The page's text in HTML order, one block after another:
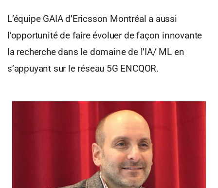
L’équipe GAIA d’Ericsson Montréal a aussi
l’opportunité de faire évoluer de façon innovante
la recherche dans le domaine de l’IA/ ML en
s’appuyant sur le réseau 5G ENCQOR.